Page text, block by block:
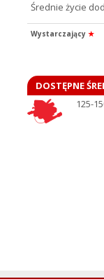
Średnie życie
Wystarczający ★
DOSTĘPNE
125-